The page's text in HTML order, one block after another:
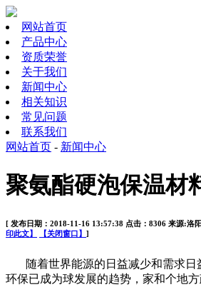
网站首页
产品中心
资质荣誉
关于我们
新闻中心
相关知识
常见问题
联系我们
网站首页 - 新闻中心
聚氨酯硬泡保温材
[ 发布日期：2018-11-16 13:57:38 点击：8306 来源:洛
印此文】
【关闭窗口】 ]
随着世界能源的日益减少和需求日
环保已成为球发展的趋势，家和个地方